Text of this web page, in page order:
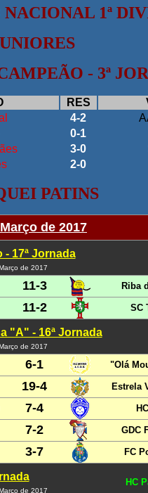
1ª
- 3ª
RES
4-2
0-1
3-0
2-0
PATINS
de 2017
- 17ª Jornada
de 2017
11-3 Riba
11-2 SC
"A" - 16ª Jornada
de 2017
6-1 "Olá
19-4 Estrela
7-4
7-2 GDC
3-7 FC
HC
de 2017